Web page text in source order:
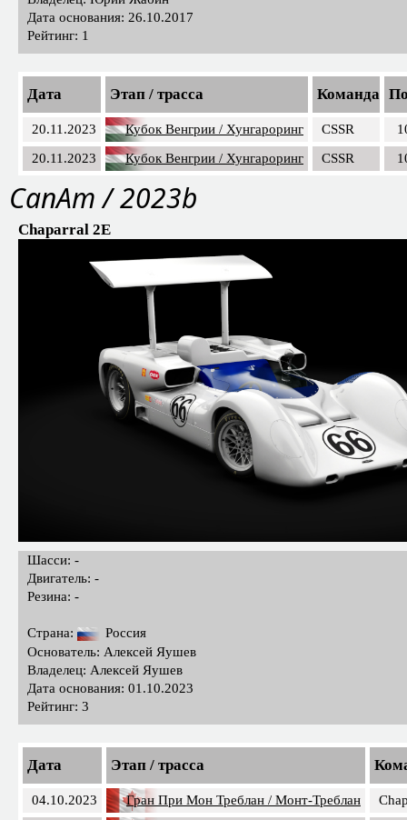
Дата основания: 26.10.2017
Рейтинг: 1
Дата Этап / трасса Команда
20.11.2023 Кубок Венгрии / Хунгароринг CSSR
20.11.2023
Кубок Венгрии / Хунгароринг CSSR
CanAm / 2023b
Chaparral 2E
Шасси: -
Двигатель: -
Резина: -
Страна:
Россия
Основатель: Алексей Яушев
Владелец: Алексей Яушев
Дата основания: 01.10.2023
Рейтинг: 3
Дата Этап / трасса
04.10.2023 Гран При Мон Треблан / Монт-Треблан